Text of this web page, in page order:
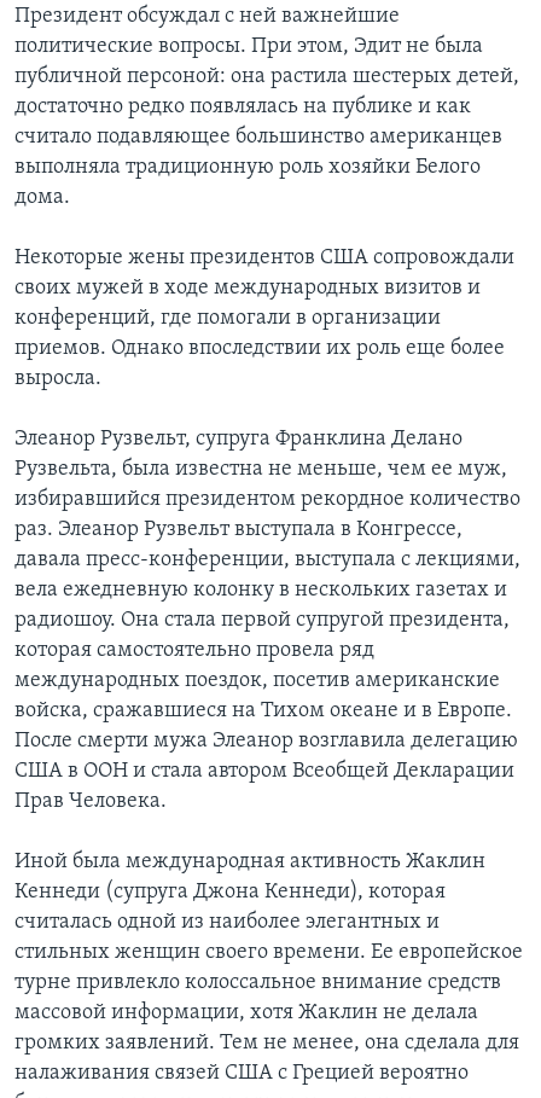
Президент обсуждал с ней важнейшие
политические вопросы. При этом, Эдит не была
публичной персоной: она растила шестерых детей,
достаточно редко появлялась на публике и как
считало подавляющее большинство американцев
выполняла традиционную роль хозяйки Белого
дома.
Некоторые жены президентов США сопровождали
своих мужей в ходе международных визитов и
конференций, где помогали в организации
приемов. Однако впоследствии их роль еще более
выросла.
Элеанор Рузвельт, супруга Франклина Делано
Рузвельта, была известна не меньше, чем ее муж,
избиравшийся президентом рекордное количество
раз. Элеанор Рузвельт выступала в Конгрессе,
давала пресс-конференции, выступала с лекциями,
вела ежедневную колонку в нескольких газетах и
радиошоу. Она стала первой супругой президента,
которая самостоятельно провела ряд
международных поездок, посетив американские
войска, сражавшиеся на Тихом океане и в Европе.
После смерти мужа Элеанор возглавила делегацию
США в ООН и стала автором Всеобщей Декларации
Прав Человека.
Иной была международная активность Жаклин
Кеннеди (супруга Джона Кеннеди), которая
считалась одной из наиболее элегантных и
стильных женщин своего времени. Ее европейское
турне привлекло колоссальное внимание средств
массовой информации, хотя Жаклин не делала
громких заявлений. Тем не менее, она сделала для
налаживания связей США с Грецией вероятно